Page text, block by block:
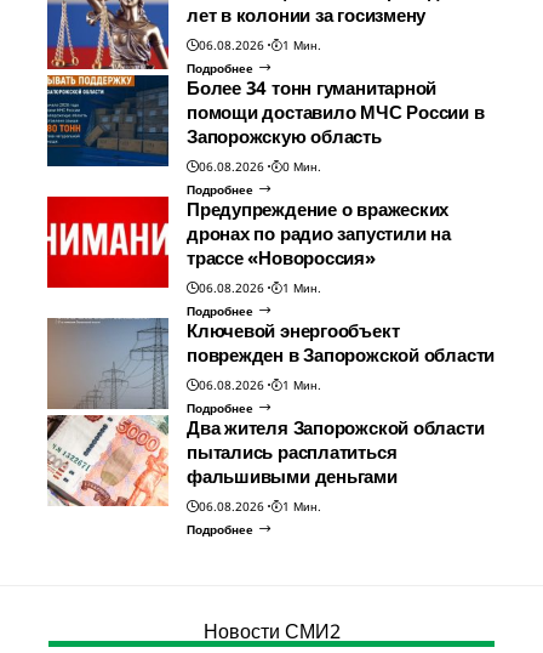
лет в колонии за госизмену
06.08.2026
1 Мин.
Подробнее
Более 34 тонн гуманитарной
помощи доставило МЧС России в
Запорожскую область
06.08.2026
0 Мин.
Подробнее
Предупреждение о вражеских
дронах по радио запустили на
трассе «Новороссия»
06.08.2026
1 Мин.
Подробнее
Ключевой энергообъект
поврежден в Запорожской области
06.08.2026
1 Мин.
Подробнее
Два жителя Запорожской области
пытались расплатиться
фальшивыми деньгами
06.08.2026
1 Мин.
Подробнее
Новости СМИ2